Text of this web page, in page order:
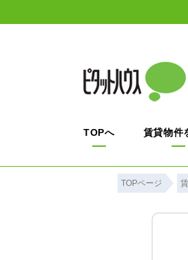
TOPへ 賃貸物件
TOPページ